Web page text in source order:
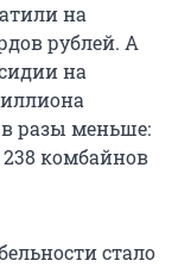
на
рублей. А
на
разы меньше:
238 комбайнов
стало